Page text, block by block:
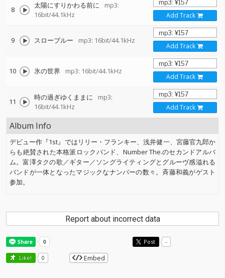
8 太陽にすりかわる前に
mp3:
16bit/44.1kHz
Add Track
9 スローブルー mp3: 16bit/44.1kHz
Add Track
10 氷の世界 mp3: 16bit/44.1kHz
Add Track
11 時の過ぎゆくままに
mp3:
16bit/44.1kHz
Add Track
Album Info
デビュー作『1st』ではリリー・フランキー、浅井健一、宮藤官九郎か
らも絶賛された本格派ロックバンド、Number The.のセカンドアルバ
ム。富澤タクの歌／ギター／ソングライティングとグルーヴ感溢れる
バンドが一体となったマジックなナンバーの数々。斉藤和義がゲスト
参加。
Report about incorrect data
Post -
Like! 0 Embed